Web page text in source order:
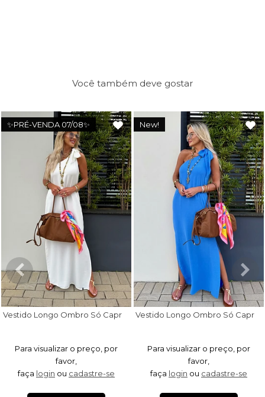
Você também deve gostar
✨PRÉ-VENDA 07/08✨
Para visualizar o preço, por
favor,
faça login ou cadastre-se
New!
Para visualizar o preço, por
favor,
faça login ou cadastre-se